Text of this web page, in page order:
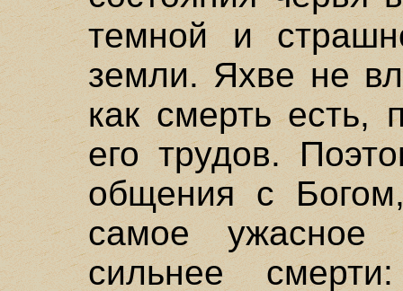
темной и
земли. Яхве не
как смерть есть,
его трудов.
общения с
самое ужасное
сильнее